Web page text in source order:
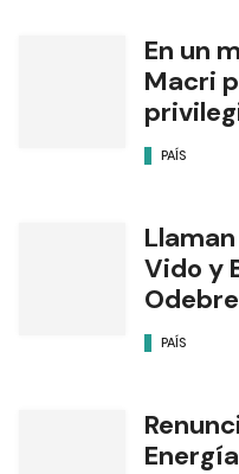
En un
Macri
PAÍS
Vido y
PAÍS